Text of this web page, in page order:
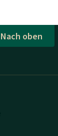
Nach oben